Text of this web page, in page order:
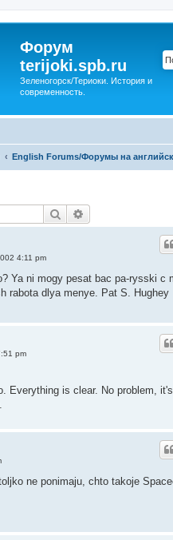
Форум
terijoki.spb.ru
Зеленогорск/Териоки. История и
современность.
English Forums/Форумы на
Поиск
4:11 pm
Ya ni mogy pesat bac pa-rysski c
rabota dlya menye. Pat S. Hughey
pm
Everything is clear. No problem,
ne ponimaju, chto takoje